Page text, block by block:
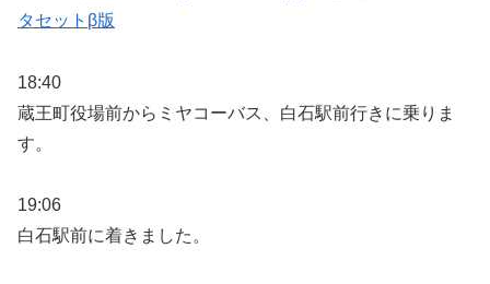
タセットβ版
18:40
蔵王町役場前からミヤコーバス、白石駅前行きに乗りま
す。
19:06
白石駅前に着きました。